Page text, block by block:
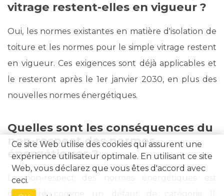
vitrage restent-elles en vigueur ?
Oui, les normes existantes en matière d'isolation de
toiture et les normes pour le simple vitrage restent
en vigueur. Ces exigences sont déjà applicables et
le resteront après le 1er janvier 2030, en plus des
nouvelles normes énergétiques.
Quelles sont les conséquences du
non-respect des normes
énergétiques ?
Le non-respect des normes énergétiques est
considéré comme un défaut de catégorie II,
Ce site Web utilise des cookies qui assurent une
expérience utilisateur optimale. En utilisant ce site
Web, vous déclarez que vous êtes d'accord avec
ceci.